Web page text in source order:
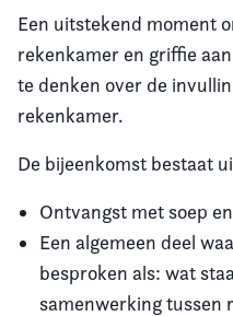
Een uitstekend moment
rekenkamer en griffie
te denken over de
rekenkamer.
De bijeenkomst bestaat
Ontvangst met soep
Een algemeen deel
besproken als: wat
samenwerking tussen